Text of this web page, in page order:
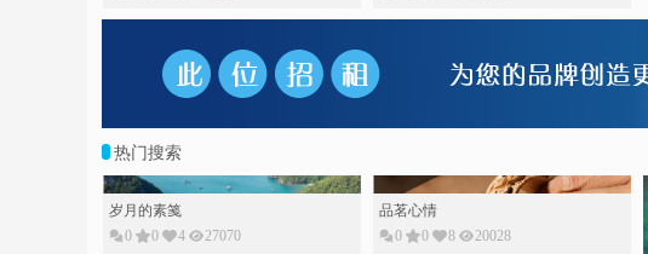
热门搜索
岁月的素䇳
0
0 4 27070
品茗心情
0
0 8 20028